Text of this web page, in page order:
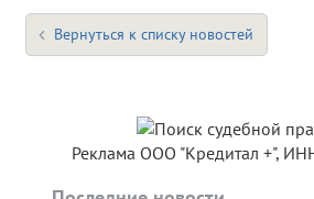
Вернуться к списку новостей
Реклама ООО "Кредитал +",